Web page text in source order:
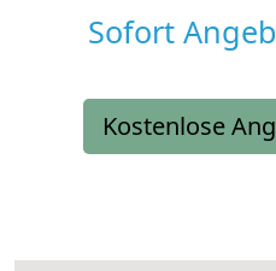
Sofort
Kostenlose